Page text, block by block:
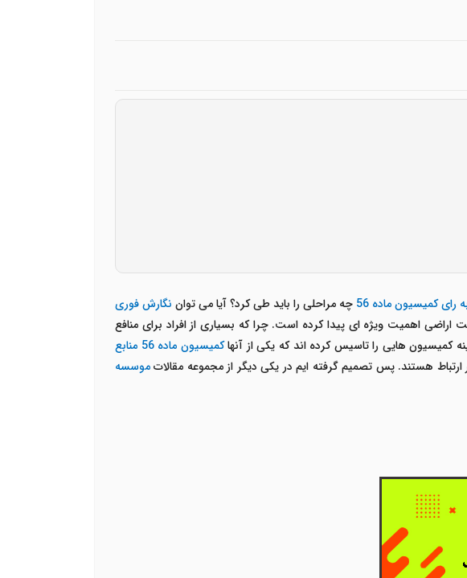
رای کمیسیون ماده 56 چه مراحلی را باید طی کرد؟ آیا می توان نگارش فوری
اهمیت ویژه ای پیدا کرده است. چرا که بسیاری از افراد برای منافع
کمیسیون هایی را تاسیس کرده اند که یکی از آنها
کمیسیون ماده 56 منابع
ارتباط هستند. پس تصمیم گرفته ایم در یکی دیگر از مجموعه مقالاتموسسه